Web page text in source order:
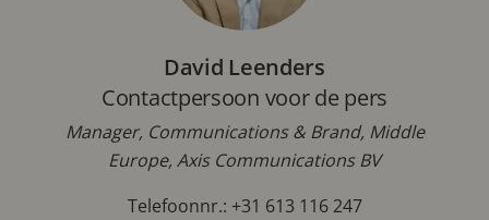
David Leenders
Contactpersoon voor de pers
Manager, Communications & Brand, Middle
Europe, Axis Communications BV
Telefoonnr.: +31 613 116 247